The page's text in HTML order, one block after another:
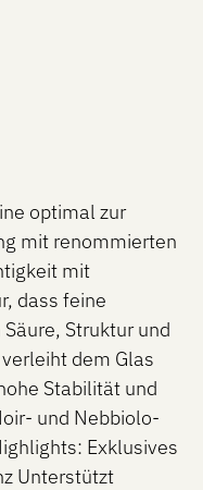
optimal zur
mit renommierten
mit
dass feine
Struktur und
dem Glas
Stabilität und
und Nebbiolo-
Exklusives
Unterstützt